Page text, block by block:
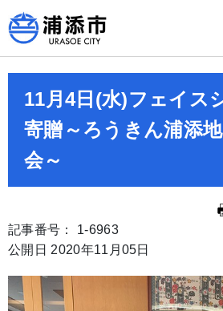
11月4日(水)フェイス
寄贈～ろうきん浦添
会～
記事番号： 1-6963
公開日 2020年11月05日